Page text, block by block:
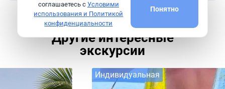
Другие интересные
экскурсии
Индивидуальная
соглашаетесь с Условими
использования и Политикой
конфиденциальности
Понятно